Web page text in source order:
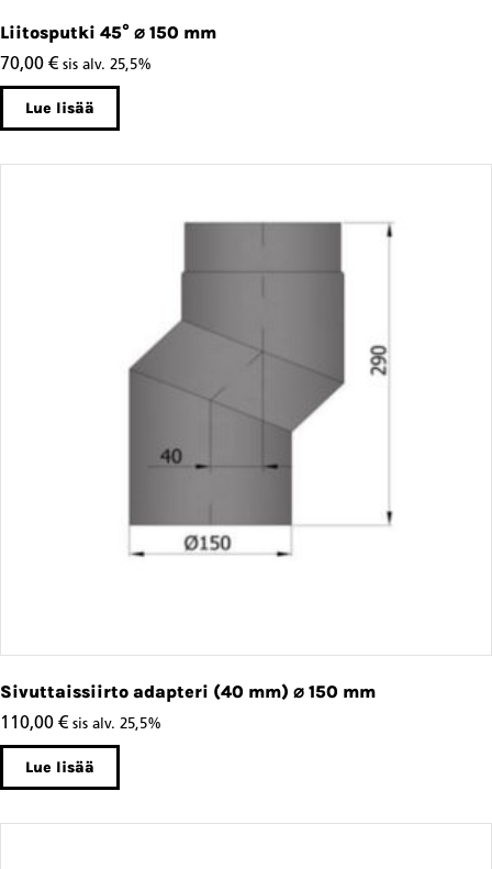
Liitosputki 45° ⌀ 150 mm
70,00 € sis alv. 25,5%
Lue lisää
Sivuttaissiirto adapteri (40 mm) ⌀ 150 mm
110,00 € sis alv. 25,5%
Lue lisää